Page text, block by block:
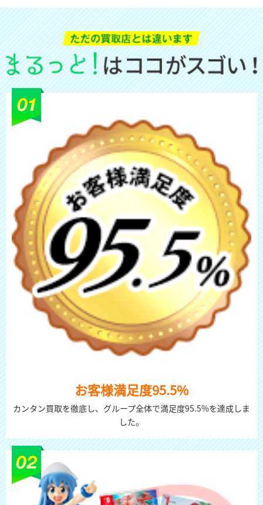
お客様満足度95.5%
カンタン買取を徹底し、グループ全体で満足度95.5%を達成しま
した。